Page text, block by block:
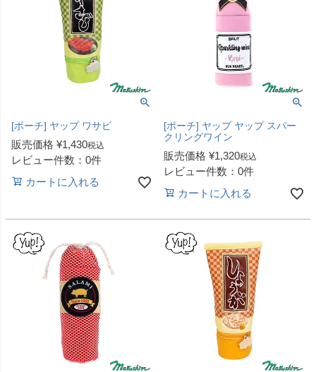
[ポーチ] ヤップ ワサビ
販売価格 ¥1,430税込
レビュー件数：0件
カートに入れる
[ポーチ] ヤップ ヤップ スパー
クリングワイン
販売価格 ¥1,320税込
レビュー件数：0件
カートに入れる